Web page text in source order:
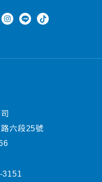
六段25號
3151